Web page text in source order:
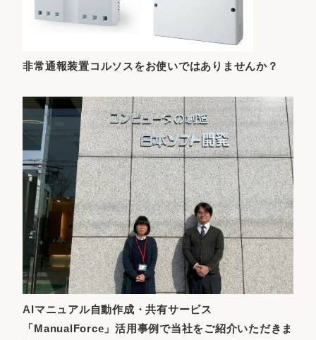
非常通報装置コルソスをお使いではありませんか？
AIマニュアル自動作成・共有サービス
「ManualForce」活用事例で当社をご紹介いただきま